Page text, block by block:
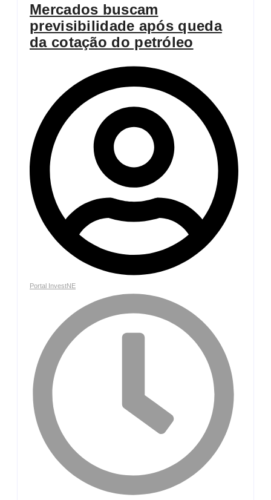
Mercados buscam
previsibilidade após queda
da cotação do petróleo
Portal InvestNE